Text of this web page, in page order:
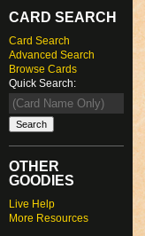
CARD SEARCH
Card Search
Advanced Search
Browse Cards
Quick Search:
OTHER
GOODIES
Live Help
More Resources